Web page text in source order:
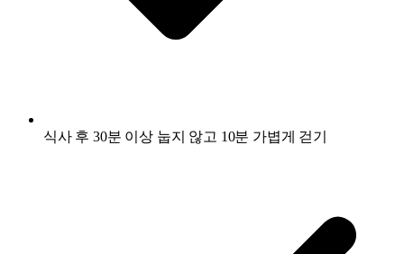
식사 후 30분 이상 눕지 않고 10분 가볍게 걷기